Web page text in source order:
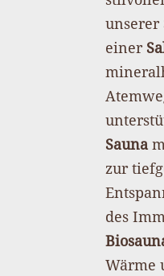
unserer
einer
Sauna
zur
des
Wärme